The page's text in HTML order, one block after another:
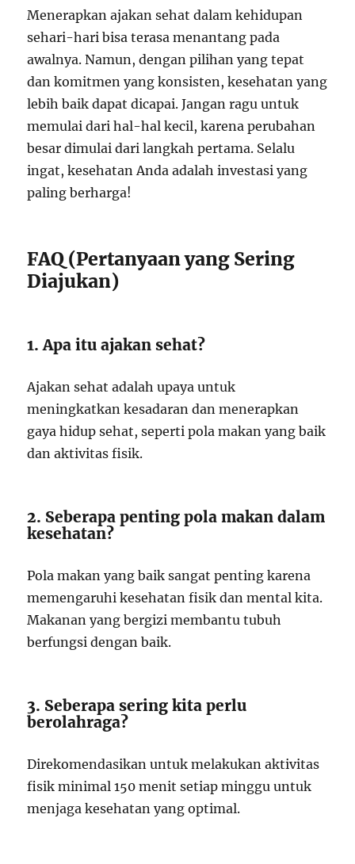
Menerapkan ajakan sehat dalam kehidupan
sehari-hari bisa terasa menantang pada
awalnya. Namun, dengan pilihan yang tepat
dan komitmen yang konsisten, kesehatan yang
lebih baik dapat dicapai. Jangan ragu untuk
memulai dari hal-hal kecil, karena perubahan
besar dimulai dari langkah pertama. Selalu
ingat, kesehatan Anda adalah investasi yang
paling berharga!
FAQ (Pertanyaan yang Sering
Diajukan)
1. Apa itu ajakan sehat?
Ajakan sehat adalah upaya untuk
meningkatkan kesadaran dan menerapkan
gaya hidup sehat, seperti pola makan yang baik
dan aktivitas fisik.
2. Seberapa penting pola makan dalam
kesehatan?
Pola makan yang baik sangat penting karena
memengaruhi kesehatan fisik dan mental kita.
Makanan yang bergizi membantu tubuh
berfungsi dengan baik.
3. Seberapa sering kita perlu
berolahraga?
Direkomendasikan untuk melakukan aktivitas
fisik minimal 150 menit setiap minggu untuk
menjaga kesehatan yang optimal.